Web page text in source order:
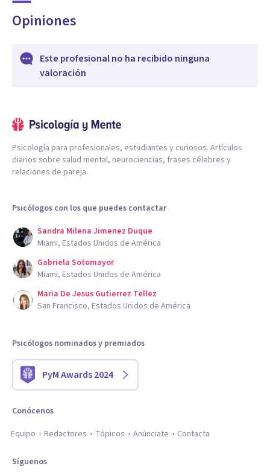
Opiniones
Este profesional no ha recibido ninguna
valoración
Psicología para profesionales, estudiantes y curiosos. Artículos
diarios sobre salud mental, neurociencias, frases célebres y
relaciones de pareja.
Psicólogos con los que puedes contactar
Sandra Milena Jimenez Duque
Miami, Estados Unidos de América
Gabriela Sotomayor
Miami, Estados Unidos de América
Maria De Jesus Gutierrez Tellez
San Francisco, Estados Unidos de América
Psicólogos nominados y premiados
PyM Awards 2024
Conócenos
Equipo
Redactores Tópicos Anúnciate Contacta
Síguenos